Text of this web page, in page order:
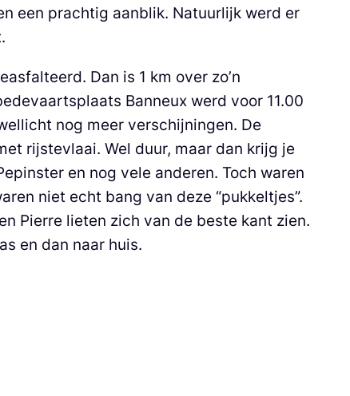
een prachtig aanblik. Natuurlijk werd er
Dan is 1 km over zo’n
Banneux werd voor 11.00
nog meer verschijningen. De
rijstevlaai. Wel duur, maar dan krijg je
en nog vele anderen. Toch waren
niet echt bang van deze “pukkeltjes”.
Pierre lieten zich van de beste kant zien.
en dan naar huis.